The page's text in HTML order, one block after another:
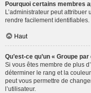
Pourquoi certains membres
L’administrateur peut
rendre facilement identifiables.
Haut
Qu’est-ce qu’un « Groupe
Si vous êtes membre de plus
déterminer le rang et la
peut vous permettre de
l’utilisateur.